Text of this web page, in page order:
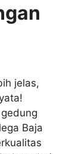
jelas,
Baja